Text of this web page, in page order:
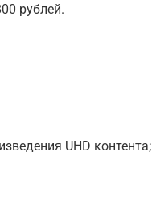
рублей.
UHD контента;